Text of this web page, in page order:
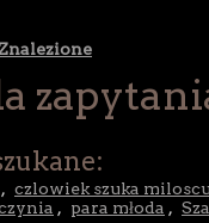
, czlowiek szuka
, para młoda ,